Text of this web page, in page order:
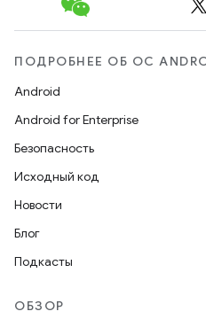
ПОДРОБНЕЕ ОБ ОС
Android
Android for Enterprise
Безопасность
Исходный код
Новости
Блог
Подкасты
ОБЗОР